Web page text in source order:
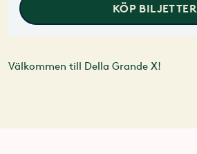
KÖP BILJETTER
Välkommen till Della Grande X!